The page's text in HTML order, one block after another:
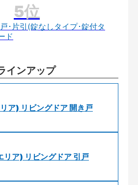
･片引(錠なしタイプ･錠付タ
ド
インアップ
ア) リビングドア 開き戸
ア) リビングドア 引戸